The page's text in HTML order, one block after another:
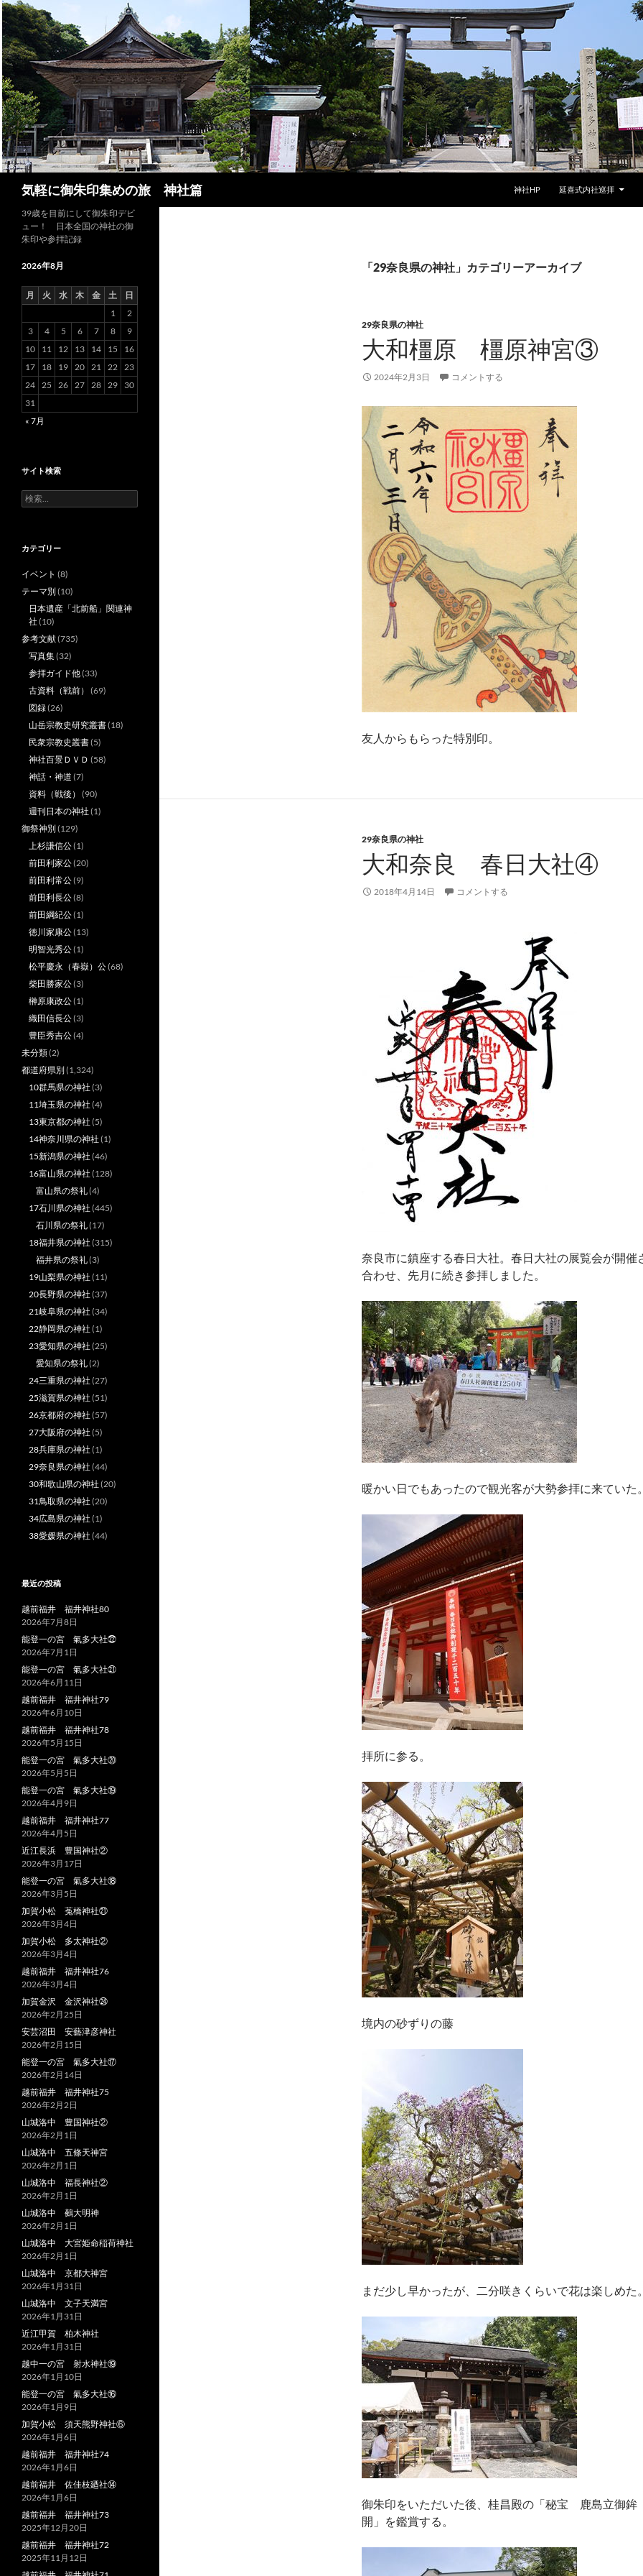
コ
ン
テ
ン
ツ
へ
ス
キ
ッ
プ
気軽に御朱印集めの旅 神社篇 神社HP 延喜式内社巡拝
「29奈良県の神社」カテゴリーアーカイブ
29奈良県の神社
大和橿原 橿原神宮③
2024年2月3日 コメントする
友人からもらった特別印。
29奈良県の神社
大和奈良 春日大社④
2018年4月14日 コメントする
奈良市に鎮座する春日大社。春日大社の展覧会が開催
合わせ、先月に続き参拝しました。
暖かい日でもあったので観光客が大勢参拝に来ていた
拝所に参る。
境内の砂ずりの藤
まだ少し早かったが、二分咲きくらいで花は楽しめた
御朱印をいただいた後、桂昌殿の「秘宝 鹿島立御
開」を鑑賞する。
39歳を目前にして御朱印デビ
ュー！ 日本全国の神社の御
朱印や参拝記録
2026年8月
月 火 水 木 金 土
日
1
2
3
4 5 6 7 8
9
10
11 12 13 14 15
16
17
18 19 20 21 22 23
24 25 26 27 28 29
30
31
« 7月
サイト検索
検
索:
カテゴリー
イベント (8)
テーマ別 (10)
日本遺産「北前船」関連神
社 (10)
参考文献(735)
写真集(32)
参拝ガイド他(33)
古資料（戦前） (69)
図録(26)
山岳宗教史研究叢書(18)
民衆宗教史叢書(5)
神社百景ＤＶＤ (58)
神話・神道 (7)
資料（戦後） (90)
週刊日本の神社 (1)
御祭神別 (129)
上杉謙信公(1)
前田利家公(20)
前田利常公(9)
前田利長公(8)
前田綱紀公(1)
徳川家康公(13)
明智光秀公(1)
松平慶永（春嶽）公(68)
柴田勝家公(3)
榊原康政公(1)
織田信長公(3)
豊臣秀吉公(4)
未分類(2)
都道府県別 (1,324)
10群馬県の神社 (3)
11埼玉県の神社 (4)
13東京都の神社 (5)
14神奈川県の神社 (1)
15新潟県の神社 (46)
16富山県の神社 (128)
富山県の祭礼(4)
17石川県の神社 (445)
石川県の祭礼(17)
18福井県の神社 (315)
福井県の祭礼(3)
19山梨県の神社 (11)
20長野県の神社 (37)
21岐阜県の神社 (34)
22静岡県の神社 (1)
23愛知県の神社 (25)
愛知県の祭礼(2)
24三重県の神社 (27)
25滋賀県の神社 (51)
26京都府の神社 (57)
27大阪府の神社 (5)
28兵庫県の神社 (1)
29奈良県の神社 (44)
30和歌山県の神社 (20)
31鳥取県の神社 (20)
34広島県の神社 (1)
38愛媛県の神社 (44)
最近の投稿
越前福井 福井神社80
2026年7月8日
能登一の宮 氣多大社㉒
2026年7月1日
能登一の宮 氣多大社㉑
2026年6月11日
越前福井 福井神社79
2026年6月10日
越前福井 福井神社78
2026年5月15日
能登一の宮 氣多大社⑳
2026年5月5日
能登一の宮 氣多大社⑲
2026年4月9日
越前福井 福井神社77
2026年4月5日
近江長浜 豊国神社②
2026年3月17日
能登一の宮 氣多大社⑱
2026年3月5日
加賀小松 菟橋神社㉑
2026年3月4日
加賀小松 多太神社②
2026年3月4日
越前福井 福井神社76
2026年3月4日
加賀金沢 金沢神社㉔
2026年2月25日
安芸沼田 安藝津彦神社
2026年2月15日
能登一の宮 氣多大社⑰
2026年2月14日
越前福井 福井神社75
2026年2月2日
山城洛中 豊国神社②
2026年2月1日
山城洛中 五條天神宮
2026年2月1日
山城洛中 福長神社②
2026年2月1日
山城洛中 鵺大明神
2026年2月1日
山城洛中 大宮姫命稲荷神社
2026年2月1日
山城洛中 京都大神宮
2026年1月31日
山城洛中 文子天満宮
2026年1月31日
近江甲賀 柏木神社
2026年1月31日
越中一の宮 射水神社⑲
2026年1月10日
能登一の宮 氣多大社⑯
2026年1月9日
加賀小松 須天熊野神社⑥
2026年1月6日
越前福井 福井神社74
2026年1月6日
越前福井 佐佳枝廼社⑭
2026年1月6日
越前福井 福井神社73
2025年12月20日
越前福井 福井神社72
2025年11月12日